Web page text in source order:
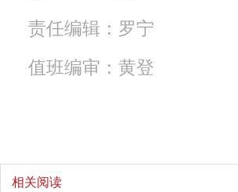
责任编辑：罗宁
值班编审：黄登
相关阅读